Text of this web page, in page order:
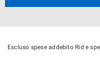
Escluso spese addebito Rid e